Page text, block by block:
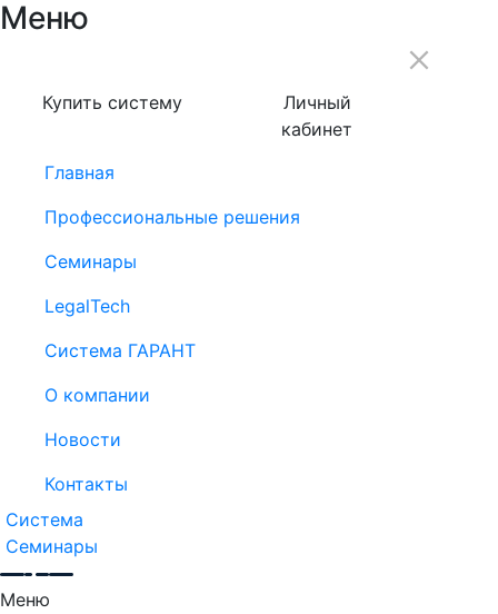
Меню
Купить систему
Личный
кабинет
Главная
Профессиональные решения
Семинары
LegalTech
Система ГАРАНТ
О компании
Новости
Контакты
Система
Семинары
Меню